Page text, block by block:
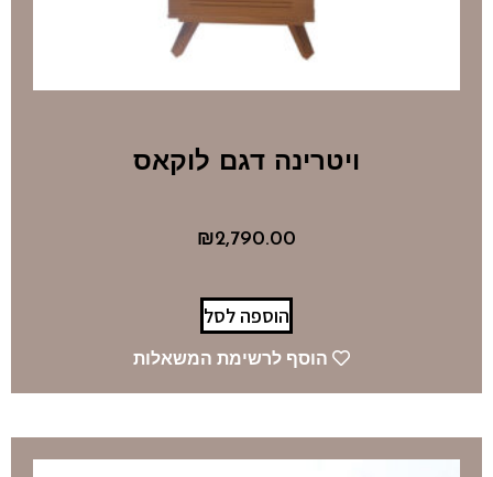
ויטרינה דגם לוקאס
₪2,790.00
הוספה לסל
הוסף לרשימת המשאלות